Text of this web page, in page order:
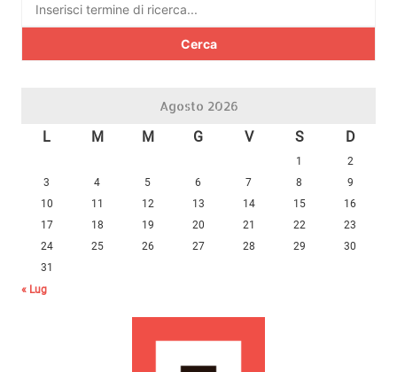
Agosto 2026
L M M G V S D
1
2
3
4 5 6 7 8
9
10
11 12 13 14 15
16
17
18 19 20 21 22
23
24
25 26 27 28 29
30
31
« Lug